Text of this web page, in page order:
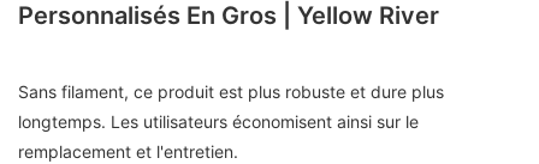
Personnalisés En Gros | Yellow River
Sans filament, ce produit est plus robuste et dure plus
longtemps. Les utilisateurs économisent ainsi sur le
remplacement et l'entretien.